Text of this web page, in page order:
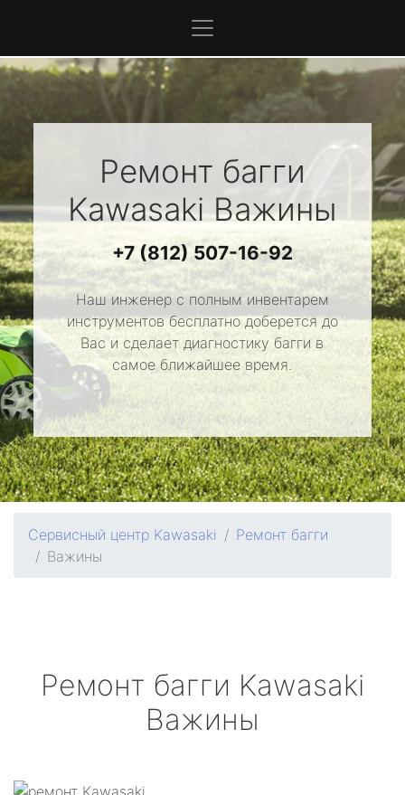
Ремонт багги
KawasakiВажины
+7 (812) 507-16-92
Наш инженер с полным инвентарем
инструментов бесплатно доберется до
Вас и сделает диагностику багги в
самое ближайшее время.
Сервисный центр Kawasaki
Ремонт багги
Важины
Ремонт багги Kawasaki
Важины